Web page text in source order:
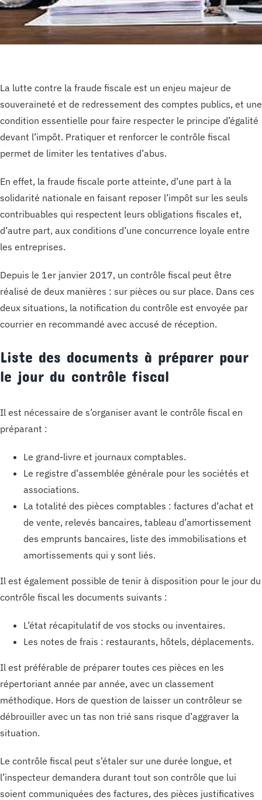
La lutte contre la fraude fiscale est un enjeu majeur de
souveraineté et de redressement des comptes publics, et une
condition essentielle pour faire respecter le principe d’égalité
devant l’impôt. Pratiquer et renforcer le contrôle fiscal
permet de limiter les tentatives d’abus.
En effet, la fraude fiscale porte atteinte, d’une part à la
solidarité nationale en faisant reposer l’impôt sur les seuls
contribuables qui respectent leurs obligations fiscales et,
d’autre part, aux conditions d’une concurrence loyale entre
les entreprises.
Depuis le 1er janvier 2017, un contrôle fiscal peut être
réalisé de deux manières : sur pièces ou sur place. Dans ces
deux situations, la notification du contrôle est envoyée par
courrier en recommandé avec accusé de réception.
Liste des documents à préparer pour
le jour du contrôle fiscal
Il est nécessaire de s’organiser avant le contrôle fiscal en
préparant :
Le grand-livre et journaux comptables.
Le registre d’assemblée générale pour les sociétés et
associations.
La totalité des pièces comptables : factures d’achat et
de vente, relevés bancaires, tableau d’amortissement
des emprunts bancaires, liste des immobilisations et
amortissements qui y sont liés.
Il est également possible de tenir à disposition pour le jour du
contrôle fiscal les documents suivants :
L’état récapitulatif de vos stocks ou inventaires.
Les notes de frais : restaurants, hôtels, déplacements.
Il est préférable de préparer toutes ces pièces en les
répertoriant année par année, avec un classement
méthodique. Hors de question de laisser un contrôleur se
débrouiller avec un tas non trié sans risque d’aggraver la
situation.
Le contrôle fiscal peut s’étaler sur une durée longue, et
l’inspecteur demandera durant tout son contrôle que lui
soient communiquées des factures, des pièces justificatives